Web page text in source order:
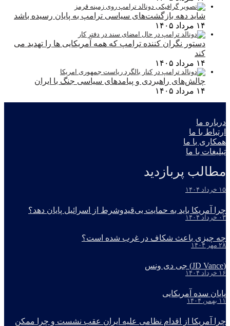
شاید دهه بازگشت‌های سیاسی ترامپ به پایان رسیده باشد
۱۴ مرداد ۱۴۰۵
دستور نگران کننده ترامپ که همه آمریکایی ها را تهدید می
کند
۱۴ مرداد ۱۴۰۵
چالش‌های راهبردی و پیامدهای سیاسی جنگ با ایران
۱۴ مرداد ۱۴۰۵
درباره ما
ارتباط با ما
همکاری با ما
تبلیغات با ما
مطالب پربازدید
۱۵ خرداد ۱۴۰۴
چرا آمریکا باید به حمایت بی‌قیدوشرط از اسرائیل پایان دهد؟
۰۳ خرداد ۱۴۰۴
چه چیزی باعث شکاف در غرب شده است؟
۲۸ مهر ۱۴۰۴
(JD Vance) جی دی ونس
۱۶ خرداد ۱۴۰۴
پایان سده آمریکایی
۱۱ بهمن ۱۴۰۴
چرا آمریکا از اقدام نظامی علیه ایران عقب نشست و چرا ممکن